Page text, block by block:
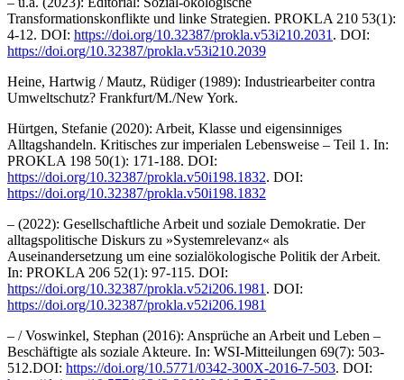
Transformationskonflikte und linke Strategien. PROKLA 210 53(1):
4-12. DOI: https://doi.org/10.32387/prokla.v53i210.2031 . DOI:
https://doi.org/10.32387/prokla.v53i210.2039
Heine, Hartwig / Mautz, Rüdiger (1989): Industriearbeiter contra
Umweltschutz? Frankfurt/M./New York.
Hürtgen, Stefanie (2020): Arbeit, Klasse und eigensinniges
Alltagshandeln. Kritisches zur imperialen Lebensweise – Teil 1. In:
PROKLA 198 50(1): 171-188. DOI:
https://doi.org/10.32387/prokla.v50i198.1832. DOI:
https://doi.org/10.32387/prokla.v50i198.1832
– (2022): Gesellschaftliche Arbeit und soziale Demokratie. Der
alltagspolitische Diskurs zu »Systemrelevanz« als
Auseinandersetzung um eine sozialökologische Politik der Arbeit.
In: PROKLA 206 52(1): 97-115. DOI:
https://doi.org/10.32387/prokla.v52i206.1981 . DOI:
https://doi.org/10.32387/prokla.v52i206.1981
– / Voswinkel, Stephan (2016): Ansprüche an Arbeit und Leben –
Beschäftigte als soziale Akteure. In: WSI-Mitteilungen 69(7): 503-
512.DOI: https://doi.org/10.5771/0342-300X-2016-7-503. DOI: